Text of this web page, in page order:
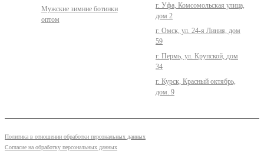
Мужские зимние ботинки
оптом
г. Уфа, Комсомольская улица,
дом 2
г. Омск, ул. 24-я Линия, дом
59
г. Пермь, ул. Крупской, дом
34
г. Курск, Красный октябрь,
дом. 9
Политика в отношении обработки персональных данных
Согласие на обработку персональных данных